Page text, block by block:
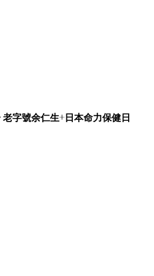
老字號余仁生+日本命力保健日